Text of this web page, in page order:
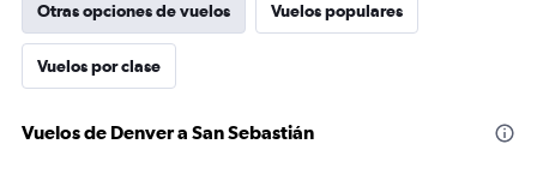
Otras opciones de vuelos Vuelos populares
Vuelos por clase
Vuelos de Denver a San Sebastián